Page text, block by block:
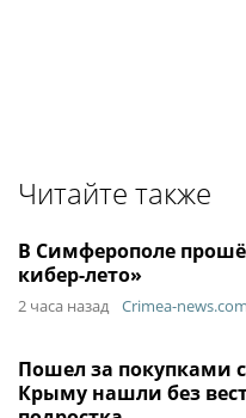
Читайте также
В Симферополе
кибер-лето»
2 часа назад Crimea-news.com
Пошел за покупками
Крыму нашли без